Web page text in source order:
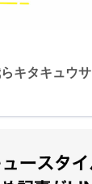
キタキュウサ